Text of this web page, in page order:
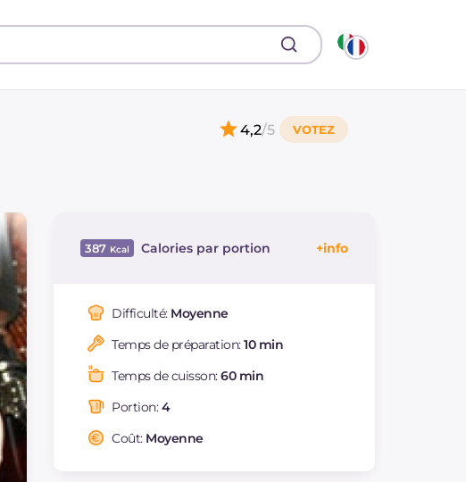
4,2/5
387 Calories par portion
Dont sucres
Protéine g
Graisses
saturés
Fibre
Cholestérol
Difficulté: Moyenne
Temps de préparation:10 min
Temps de cuisson:60 min
Portion:4
Coût: Moyenne